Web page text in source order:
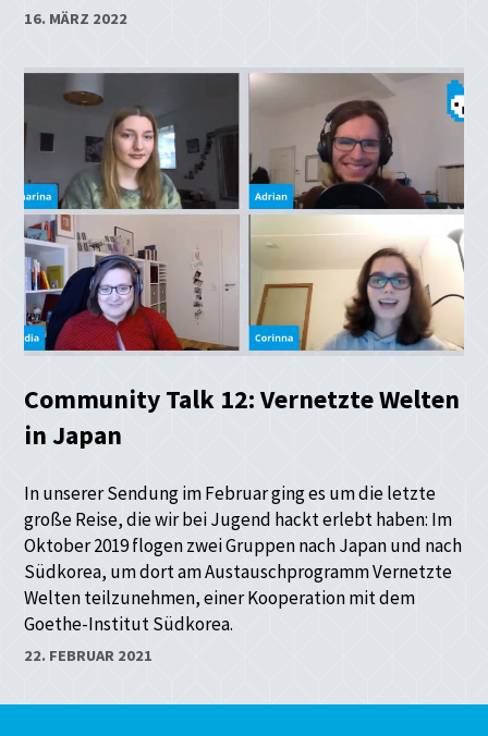
16. MÄRZ 2022
Community Talk 12: Vernetzte Welten
in Japan
In unserer Sendung im Februar ging es um die letzte
große Reise, die wir bei Jugend hackt erlebt haben: Im
Oktober 2019 flogen zwei Gruppen nach Japan und nach
Südkorea, um dort am Austauschprogramm Vernetzte
Welten teilzunehmen, einer Kooperation mit dem
Goethe-Institut Südkorea.
22. FEBRUAR 2021